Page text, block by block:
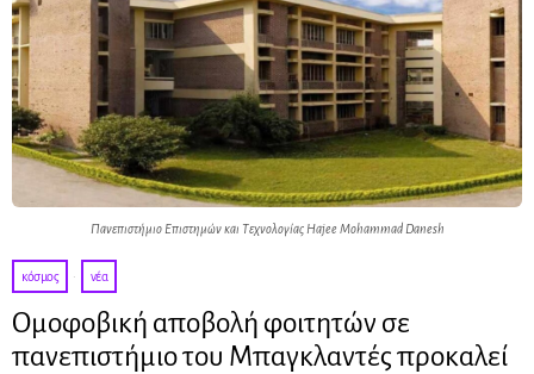
Πανεπιστήμιο Επιστημών και Τεχνολογίας Hajee Mohammad Danesh
κόσμος · νέα
Ομοφοβική αποβολή φοιτητών σε
πανεπιστήμιο του Μπαγκλαντές προκαλεί